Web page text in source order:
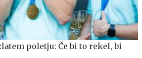
poletju: Če bi to rekel, bi